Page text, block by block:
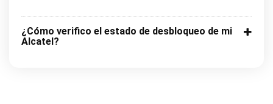
¿Cómo verifico el estado de desbloqueo de mi
Alcatel?